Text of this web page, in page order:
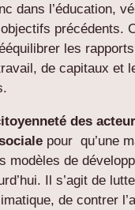
dans l’éducation,
précédents.
les
de capitaux et
des
pour qu’une
modèles de
Il s’agit de
de contrer